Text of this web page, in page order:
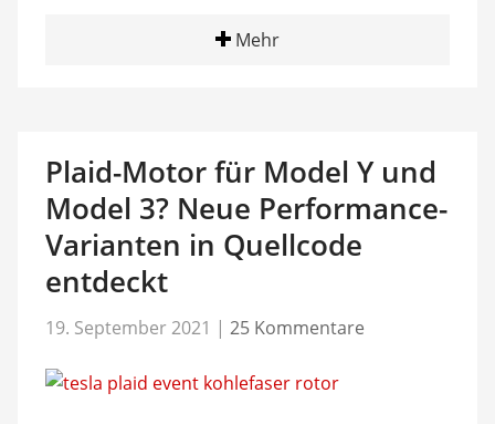
Mehr
Plaid-Motor für Model Y und
Model 3? Neue Performance-
Varianten in Quellcode
entdeckt
19. September 2021 | 25 Kommentare